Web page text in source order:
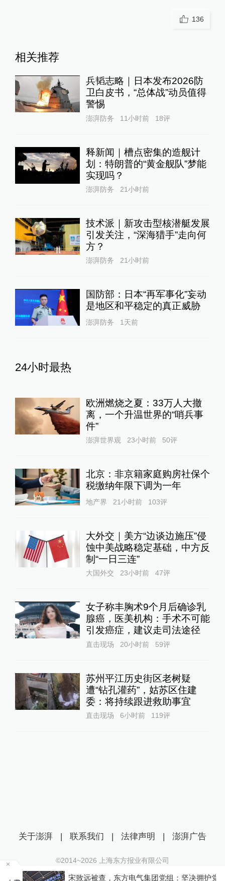
136
相关推荐
兵韬志略｜日本发布2026防
卫白皮书，“总体战”动员值得
警惕
澎湃防务 11小时前 18评
释新闻｜槽点密集的造舰计
划：特朗普的“黄金舰队”梦能
实现吗？
澎湃防务 21小时前
技术派｜新攻击型核潜艇发展
引发关注，“深海猎手”走向何
方？
澎湃防务 21小时前
国防部：日本“再军事化”妄动
是地区和平稳定的真正威胁
澎湃防务 1天前
24小时最热
欧洲燃烧之夏：33万人大撤
离，一个升温世界的“哨兵事
件”
澎湃世界观 23小时前 50评
北京：非京籍家庭购房社保个
税缴纳年限下调为一年
地产界 21小时前 103评
大外交｜美方“边谈边施压”侵
蚀中美战略稳定基础，中方反
制“一日三连”
大国外交 23小时前 47评
女子称丰胸术9个月后确诊乳
腺癌，医美机构：手术不可能
引发癌症，建议走司法途径
直击现场 20小时前 59评
苏州平江历史街区老树疑
遭“钻孔灌药”，姑苏区住建
委：将持续跟进救助事宜
直击现场 6小时前 119评
宋致远被查，东方电气集团党组：坚决拥护党中
关于澎湃 | 联系我们 | 法律声明 | 澎湃广告
©2014~2026 上海东方报业有限公司
沪ICP证：沪B2-20170116 | 沪ICP备14003370号